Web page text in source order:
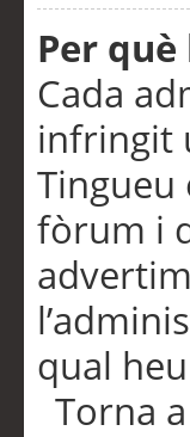
Per
Cada
infringit
Tingueu
fòrum i
qual
Torna